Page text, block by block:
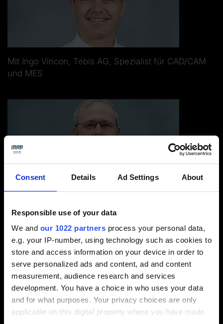
Consent Details Ad Settings About
Responsible use of your data
We and our 1022 partners process your personal data,
e.g. your IP-number, using technology such as cookies to
store and access information on your device in order to
serve personalized ads and content, ad and content
measurement, audience research and services
development. You have a choice in who uses your data
and for what purposes. Your privacy choices are only
applicable on this digital property where you have made
Mit Ingo Vincon, Tebis AG, Spezialist für CAD/CAM
und MES
Es moderiert: Martin Vortmann, Tebis AG
Webinaraufzeichnung ansehen